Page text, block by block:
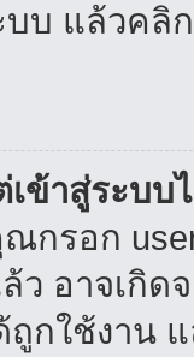
บบ แล้วค
ข้าสู่ระบบ
กรอก
อาจเกิด
ถูกใช้งาน